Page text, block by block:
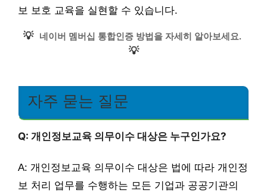
보 보호 교육을 실현할 수 있습니다.
💡 네이버 멤버십 통합인증 방법을 자세히 알아보세요.
💡
자주 묻는 질문
Q: 개인정보교육 의무이수 대상은 누구인가요?
A: 개인정보교육 의무이수 대상은 법에 따라 개인정
보 처리 업무를 수행하는 모든 기업과 공공기관의